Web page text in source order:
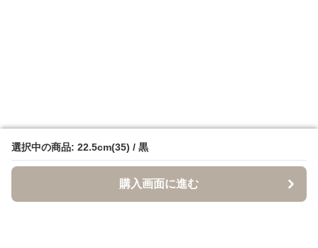
選択中の商品: 22.5cm(35) / 黒
購入画面に進む
選択中の商品: 22.5cm(35) / 黒
購入画面に進む